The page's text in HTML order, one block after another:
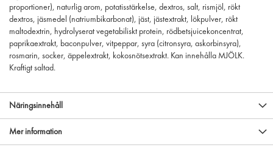
proportioner), naturlig arom, potatisstärkelse, dextros, salt, rismjöl, rökt
dextros, jäsmedel (natriumbikarbonat), jäst, jästextrakt, lökpulver, rökt
maltodextrin, hydrolyserat vegetabiliskt protein, rödbetsjuicekoncentrat,
paprikaextrakt, baconpulver, vitpeppar, syra (citronsyra, askorbinsyra),
rosmarin, socker, äppelextrakt, kokosnötsextrakt. Kan innehålla MJÖLK.
Kraftigt saltad.
Näringsinnehåll
Mer information